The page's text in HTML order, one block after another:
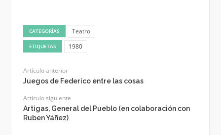
CATEGORÍAS Teatro
ETIQUETAS 1980
Artículo anterior
Juegos de Federico entre las cosas
Artículo siguiente
Artigas, General del Pueblo (en colaboración con
Ruben Yáñez)